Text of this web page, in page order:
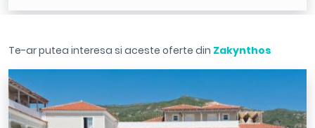
Te-ar putea interesa si aceste oferte din Zakynthos